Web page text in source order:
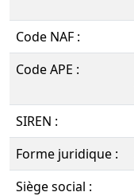
Code NAF :
Code APE :
SIREN :
Forme juridique :
Siège social :